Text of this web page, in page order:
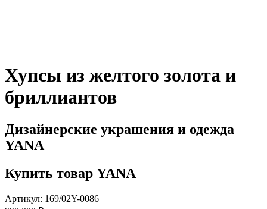
Хупсы из желтого золота и
бриллиантов
Дизайнерские украшения и одежда
YANA
Купить товар YANA
Артикул: 169/02Y-0086